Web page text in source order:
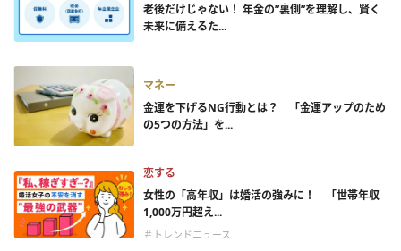
老後だけじゃない！ 年金の”裏側”を理解し、賢く
未来に備えるた...
マネー
金運を下げるNG行動とは？ 「金運アップのため
の5つの方法」を...
恋する
女性の「高年収」は婚活の強みに！ 「世帯年収
1,000万円超え...
＃トレンドニュース